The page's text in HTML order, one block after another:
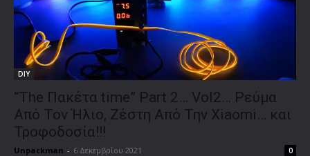
DIY
“The Πακέτα time” Part 2… Vol2… Ρεύμα
Από Τον Ήλιο, Ζέστη Από Την Xiaomi… και
Τροφοδοσία!!!
Unpackman - 6 Δεκεμβρίου 2021 0